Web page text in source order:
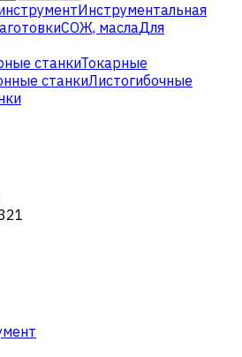
Инструментальная
СОЖ, маслаДля
станкиТокарные
станкиЛистогибочные